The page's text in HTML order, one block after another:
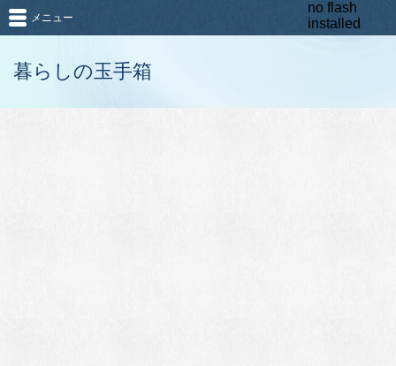
暮らしの玉手箱
メニュー
no flash
installed